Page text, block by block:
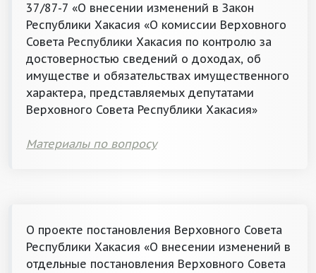
37/87-7 «О внесении изменений в Закон
Республики Хакасия «О комиссии Верховного
Совета Республики Хакасия по контролю за
достоверностью сведений о доходах, об
имуществе и обязательствах имущественного
характера, представляемых депутатами
Верховного Совета Республики Хакасия»
Материалы по вопросу
О проекте постановления Верховного Совета
Республики Хакасия «О внесении изменений в
отдельные постановления Верховного Совета